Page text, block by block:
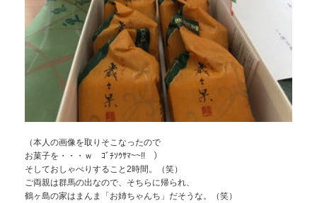
（本人の画像を取りそこなったので
お菓子を・・・ｗ ｺﾞﾁｿｳｻﾏ~~!! ）
そしておしゃべりすること2時間。（笑）
ご両親は群馬の出なので、そちらに帰られ、
鶴ヶ島の家はまんま「お姉ちゃんち」だそうな。（笑）